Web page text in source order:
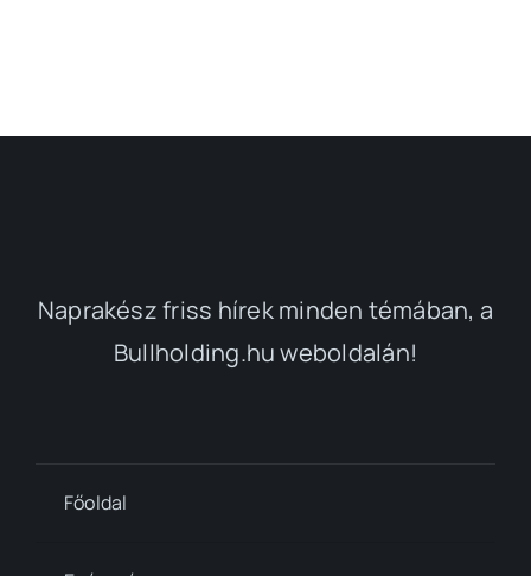
Naprakész friss hírek minden témában, a
Bullholding.hu weboldalán!
Főoldal